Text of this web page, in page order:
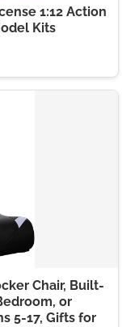
1:12 Action
Kits
Chair, Built-
or
5-17, Gifts for